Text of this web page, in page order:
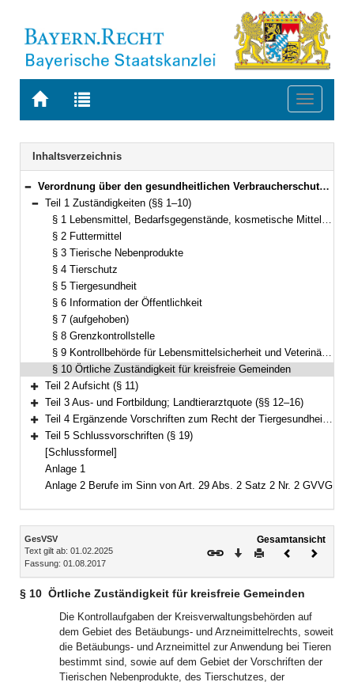
Zur
BAYERN.RECHT
Zur
letzten
Suche
Toggle
Navigation
Inhaltsverzeichnis
Bereich reduzieren
Verordnung über den gesundheitlichen Verbraucherschutz (Gesundheitlicher Verbraucherschutz-Verordnung – GesVSV) Vom 1. August 2017 (GVBl. S. 402) BayRS 2120-11-U (§§ 1–19)
Bereich reduzieren
Teil 1 Zuständigkeiten (§§ 1–10)
§ 1 Lebensmittel, Bedarfsgegenstände, kosmetische Mittel, Tabakerzeugnisse und amtliche Laboratorien
§ 2 Futtermittel
§ 3 Tierische Nebenprodukte
§ 4 Tierschutz
§ 5 Tiergesundheit
§ 6 Information der Öffentlichkeit
§ 7 (aufgehoben)
§ 8 Grenzkontrollstelle
§ 9 Kontrollbehörde für Lebensmittelsicherheit und Veterinärwesen
§ 10 Örtliche Zuständigkeit für kreisfreie Gemeinden
Bereich erweitern
Teil 2 Aufsicht (§ 11)
Bereich erweitern
Teil 3 Aus- und Fortbildung; Landtierarztquote (§§ 12–16)
Bereich erweitern
Teil 4 Ergänzende Vorschriften zum Recht der Tiergesundheit (§§ 17–18)
Bereich erweitern
Teil 5 Schlussvorschriften (§ 19)
[Schlussformel]
Anlage 1
Anlage 2 Berufe im Sinn von Art. 29 Abs. 2 Satz 2 Nr. 2 GVVG
Inhalt
GesVSV
Text gilt ab: 01.02.2025
Fassung: 01.08.2017
Gesamtansicht
Download
DruckenVorheriges
§ 10 Örtliche Zuständigkeit für kreisfreie Gemeinden
Die Kontrollaufgaben der Kreisverwaltungsbehörden auf
dem Gebiet des Betäubungs- und Arzneimittelrechts, soweit
die Betäubungs- und Arzneimittel zur Anwendung bei Tieren
bestimmt sind, sowie auf dem Gebiet der Vorschriften der
Tierischen Nebenprodukte, des Tierschutzes, der